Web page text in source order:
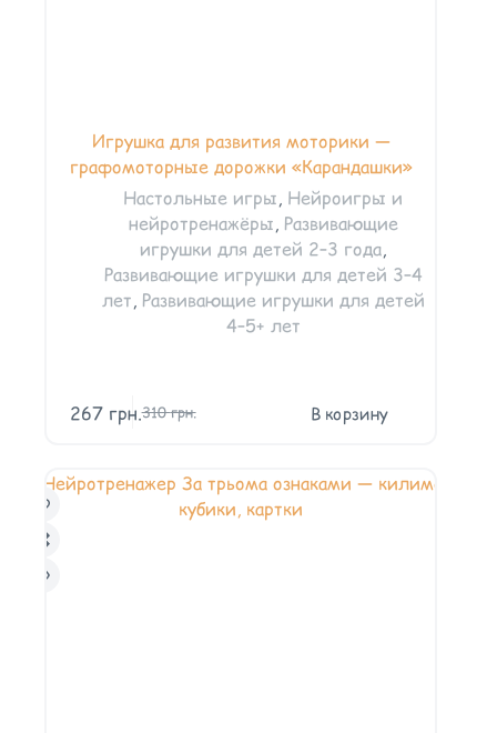
Игрушка для развития моторики —
графомоторные дорожки «Карандашки»
Настольные игры, Нейроигры и
нейротренажёры, Развивающие
игрушки для детей 2–3 года,
Развивающие игрушки для детей 3–4
лет, Развивающие игрушки для детей
4–5+ лет
310грн.
267 грн. В корзину